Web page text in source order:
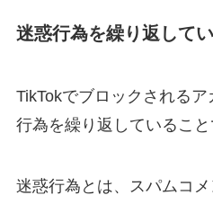
迷惑行為を繰り返して
TikTokでブロックされる
行為を繰り返していること
迷惑行為とは、スパムコ